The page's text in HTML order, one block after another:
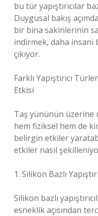
bu tür yapıştırıcılar
Duygusal bakış
bir bina sakinlerinin
indirmek, daha insani
çıkıyor.
Farklı Yapıştırıcı
Etkisi
Taş yününün üzerine
hem fiziksel hem de
belirgin etkiler
etkiler nasıl
1. Silikon Bazlı
Silikon bazlı
esneklik açısından